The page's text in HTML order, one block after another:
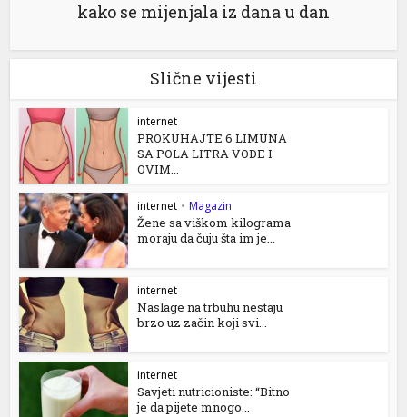
kako se mijenjala iz dana u dan
Slične vijesti
internet
PROKUHAJTE 6 LIMUNA
SA POLA LITRA VODE I
OVIM...
internet • Magazin
Žene sa viškom kilograma
moraju da čuju šta im je...
internet
Naslage na trbuhu nestaju
brzo uz začin koji svi...
internet
Savjeti nutricioniste: “Bitno
je da pijete mnogo...